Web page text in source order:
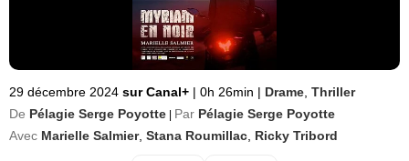
29 décembre 2024 sur Canal+ | 0h 26min | Drame Thriller
De Pélagie Serge Poyotte Par Pélagie Serge Poyotte
Avec Marielle Salmier, Stana Roumillac Ricky Tribord